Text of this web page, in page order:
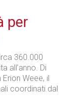
per
360.000
all’anno. Di
Weee, il
coordinati dal